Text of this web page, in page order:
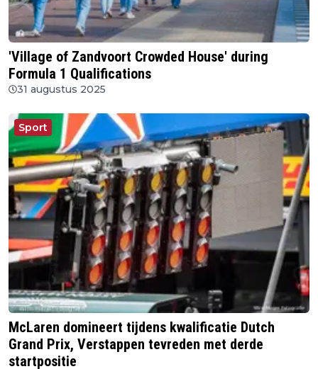
'Village of Zandvoort Crowded House' during
Formula 1 Qualifications
31 augustus 2025
Sport
McLaren domineert tijdens kwalificatie Dutch
Grand Prix, Verstappen tevreden met derde
startpositie